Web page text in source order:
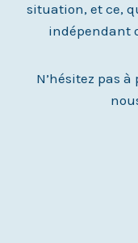
situation, et ce,
indépendant
N’hésitez pas